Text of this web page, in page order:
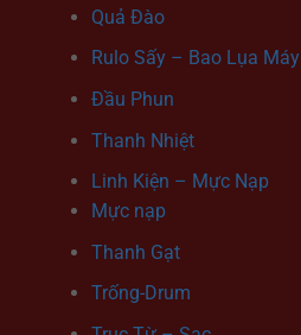
Quả Đào
Rulo Sấy – Bao Lụa
Đầu Phun
Thanh Nhiệt
Linh Kiện – Mực Nạp
Mực nạp
Thanh Gạt
Trống-Drum